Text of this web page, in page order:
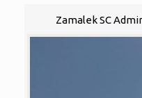
Zamalek SC